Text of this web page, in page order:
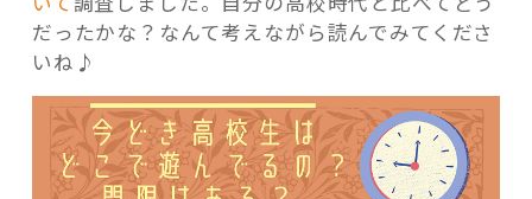
だったかな？なんて考えながら読んでみてくださ
いね♪